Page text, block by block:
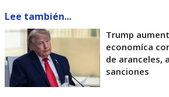
Lee también...
Trump
economíca
de aranceles,
sanciones